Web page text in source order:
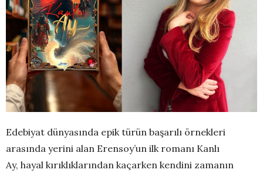
Edebiyat dünyasında epik türün başarılı örnekleri
arasında yerini alan Erensoy’un ilk romanı Kanlı
Ay, hayal kırıklıklarından kaçarken kendini zamanın